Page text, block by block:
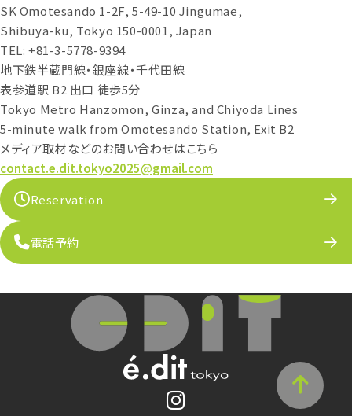
SK Omotesando 1-2F, 5-49-10 Jingumae,
Shibuya-ku, Tokyo 150-0001, Japan
TEL: +81-3-5778-9394
地下鉄半蔵門線・銀座線・千代田線
表参道駅 B2 出口 徒歩5分
Tokyo Metro Hanzomon, Ginza, and Chiyoda Lines
5-minute walk from Omotesando Station, Exit B2
メディア取材などのお問い合わせはこちら
contact.e.dit.tokyo2025@gmail.com
Reservation
電話予約